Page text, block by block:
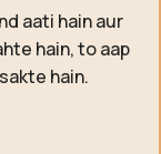
aati hain aur
hain, to aap
hain.